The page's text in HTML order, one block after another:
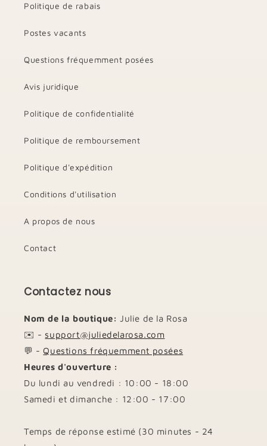
Politique de rabais
Postes vacants
Questions fréquemment posées
Avis juridique
Politique de confidentialité
Politique de remboursement
Politique d'expédition
Conditions d'utilisation
A propos de nous
Contact
Contactez nous
Nom de la boutique: Julie de la Rosa
✉️ - support@juliedelarosa.com
💬 - Questions fréquemment posées
Heures d'ouverture :
Du lundi au vendredi : 10:00 - 18:00
Samedi et dimanche : 12:00 - 17:00
Temps de réponse estimé (30 minutes - 24